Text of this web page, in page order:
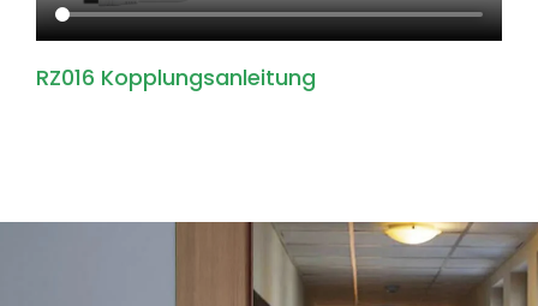
RZ016 Kopplungsanleitung